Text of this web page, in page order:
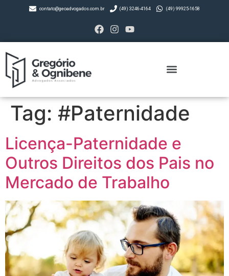
contato@geoadvogados.com.br (49) 3246-4164 (49) 99925-1658
Tag: #Paternidade
Licença-Paternidade e
Outros Direitos dos Pais no
Mercado de Trabalho